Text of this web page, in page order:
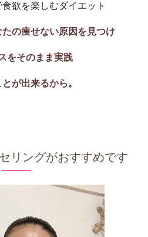
欲を楽しむダイエット
の痩せない原因を見つけ
をそのまま実践
が出来るから。
リングがおすすめです